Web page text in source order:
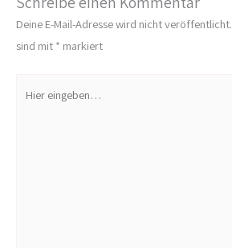
Deine E-Mail-Adresse wird nicht veröffentlicht.
sind mit * markiert
eingeben…